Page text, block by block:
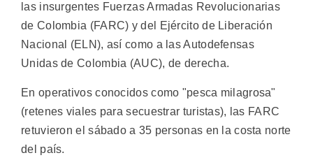
las insurgentes Fuerzas Armadas Revolucionarias
de Colombia (FARC) y del Ejército de Liberación
Nacional (ELN), así como a las Autodefensas
Unidas de Colombia (AUC), de derecha.
En operativos conocidos como "pesca milagrosa"
(retenes viales para secuestrar turistas), las FARC
retuvieron el sábado a 35 personas en la costa norte
del país.